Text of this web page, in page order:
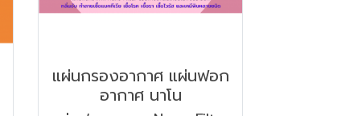
แผ่นกรองอากาศ แผ่นฟอก
อากาศ นาโน